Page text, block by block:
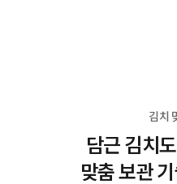
김치
담근 김치
맞춤 보관